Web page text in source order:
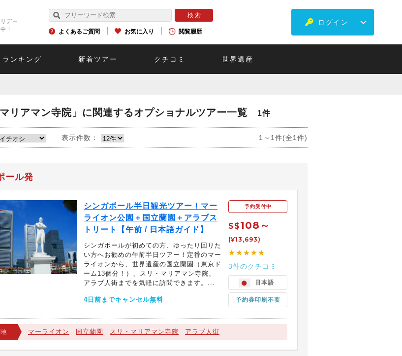
デー
！
よくあるご質問 お気に入り 閲覧履歴
ログイン
ランキング 新着ツアー クチコミ 世界遺産
マリアマン寺院」に関連するオプショナルツアー一覧 1件
表示件数： 1～1件(全1件)
ール発
シンガポール半日観光ツアー！マー
ライオン公園＋国立蘭園＋アラブス
トリート【午前 / 日本語ガイド】
シンガポールが初めての方、ゆったり回りた
い方へお勧めの午前半日ツアー！定番のマー
ライオンから、世界遺産の国立蘭園（東京ド
ーム13個分！）、スリ・マリアマン寺院、
アラブ人街までを気軽に訪問できます。...
4日前までキャンセル無料
予約受付中
S$108～
(¥13,693)
★★★★★
3件のクチコミ
日本語
予約券印刷不要
マーライオン 国立蘭園 スリ・マリアマン寺院 アラブ人街